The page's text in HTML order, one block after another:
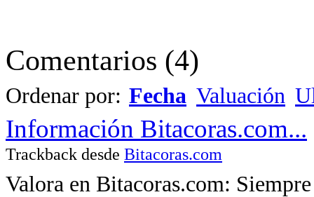
Comentarios (4)
Ordenar por: Fecha Valuación
Información Bitacoras.com...
Trackback desde Bitacoras.com
Valora en Bitacoras.com: